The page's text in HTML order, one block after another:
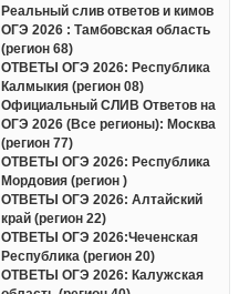
Реальный слив ответов и кимов
ОГЭ 2026 : Тамбовская область
(регион 68)
ОТВЕТЫ ОГЭ 2026: Республика
Калмыкия (регион 08)
Официальный СЛИВ Ответов на
ОГЭ 2026 (Все регионы): Москва
(регион 77)
ОТВЕТЫ ОГЭ 2026: Республика
Мордовия (регион )
ОТВЕТЫ ОГЭ 2026: Алтайский
край (регион 22)
ОТВЕТЫ ОГЭ 2026:Чеченская
Республика (регион 20)
ОТВЕТЫ ОГЭ 2026: Калужская